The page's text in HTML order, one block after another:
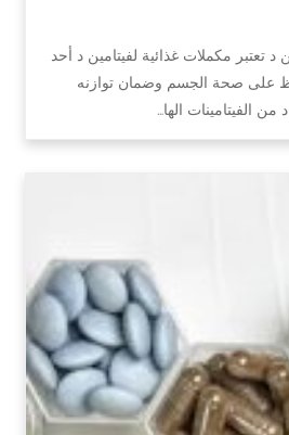
د تعتبر مكملات غذائية لفيتامين د أحد
على صحة الجسم وضمان توازنه
من الفيتامينات الها…